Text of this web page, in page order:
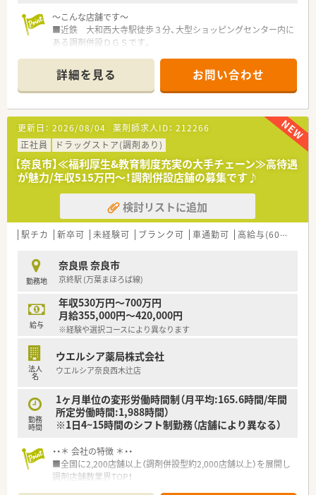
～こんな店舗です～
■近鉄 大和西大寺駅徒歩３分、大型ショッピングセンター内に
ある調剤併設ＤＧＳです。
箋をご持参いただく店舗です。
■OTC薬の販売は登録販売者が対応いたしますので、調剤業務に
専念していただけます。
～こんな方におススメ～
■平日にお休みが欲しい！
※土日祝開局店舗が多く御座いますので、シフトに融通が利きや
すい♪
■長期連休を取得したい！
※長期休日20日取得の制度あり！5日、10日、20日単位で連続取
得することができます。旅行が趣味の方にもオススメです。
■大手が良い！でも全国転勤は避けたい。
※選べる正社員制度！転勤を地域限定に選択する事も可能です。
■営業収益日本小売業No.1の安定している企業で、日本全国か
ら海外まで出店している大手ショッピングモールの中に調剤薬
局を展開しています。
■面分業がメインのため、多くの医療機関から処方箋を応需して
いるので、薬の品目数も多く、幅広い知識・スキルを磨くことが
できます。
■OTC併設店だからこそ『健康をトータルでサポート』できま
※赤ちゃんからお年寄りまで健康相談を通じてセルフメディケ
ーション推進に貢献でき、カウンセリング力を身につけられる環
※在宅医療への取り組みも積極的行っております。
■漢方の取り扱いを促進しており、普通の調剤薬局では扱ってい
ない種類の漢方も勉強できます。
システムが整っています。
【例】管理薬剤師・店長・教育担当・エリア責任者・新規事業の立ち
上げ・バイヤー/商品開発等
詳細を見る お問い合わせ
更新日： 2026/08/04 薬剤師求人ID： 212266
正社員
ドラッグストア(調剤あり)
【奈良市】≪福利厚生&教育制度充実の大手チェーン≫高待遇
が魅力/年収515万円～！調剤併設店舗の募集です♪
検討リストに追加
駅チカ 新卒可 未経験可 ブランク可 車通勤可 高給与(600万円以上)
勤務地
奈良県 奈良市
京終駅 (万葉まほろば線)
給与
年収530万円～700万円
月給355,000円～420,000円
※経験や選択コースにより異なります
法人
名
ウエルシア薬局株式会社
ウエルシア奈良西木辻店
勤務
時間
1ヶ月単位の変形労働時間制（月平均:165.6時間/年間
所定労働時間:1,988時間）
※1日4~15時間のシフト制勤務（店舗により異なる）
・・＊ 会社の特徴 ＊・・
■全国に2,200店舗以上（調剤併設型約2,000店舗以上）を展開し
調剤店舗数業界TOP！